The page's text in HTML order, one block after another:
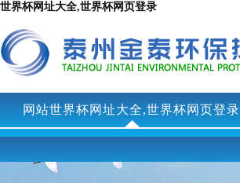
世界杯网址大全,世界杯网页登录
网站世界杯网址大全,世界杯网页登录